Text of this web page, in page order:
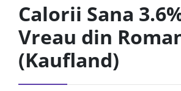
Calorii Sana
Vreau din
(Kaufland)